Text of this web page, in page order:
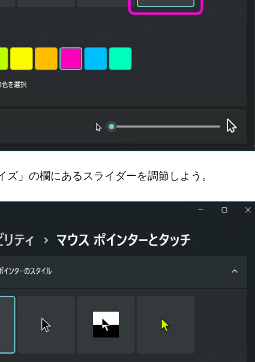
」の欄にあるスライダーを調節しよう。